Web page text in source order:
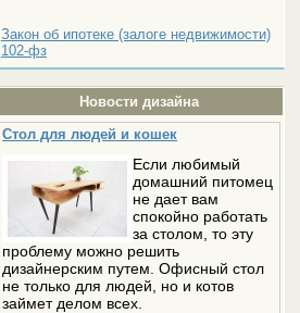
Закон об ипотеке (залоге недвижимости)
102-фз
Новости дизайна
Стол для людей и кошек
Если любимый
домашний питомец
не дает вам
спокойно работать
за столом, то эту
проблему можно решить
дизайнерским путем. Офисный стол
не только для людей, но и котов
займет делом всех.